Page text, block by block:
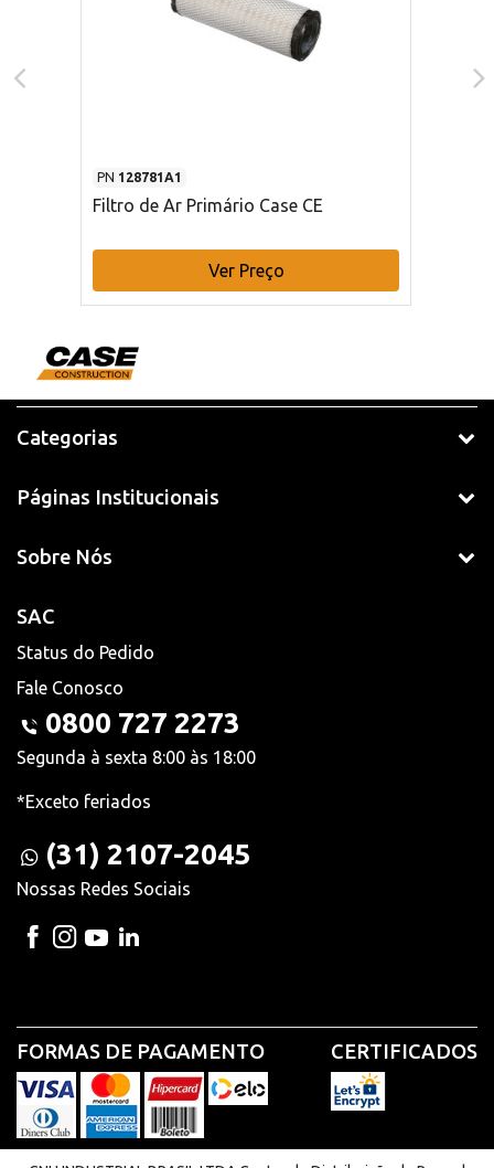
PN 128781A1
Filtro de Ar Primário Case CE
Ver Preço
Categorias
Páginas Institucionais
Sobre Nós
SAC
Status do Pedido
Fale Conosco
0800 727 2273
Segunda à sexta 8:00 às 18:00
*Exceto feriados
(31) 2107-2045
Nossas Redes Sociais
FORMAS DE PAGAMENTO CERTIFICADOS